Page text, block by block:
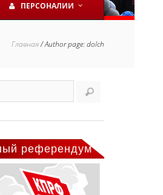
ПЕРСОНАЛИИ
Главная/Author page: dolch
референдум